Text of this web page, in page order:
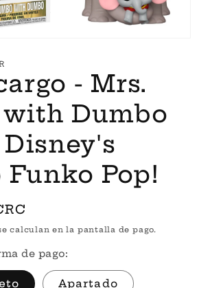
- Mrs.
Dumbo
Disney's
Funko Pop!
calculan en la pantalla de pago.
de pago:
Apartado